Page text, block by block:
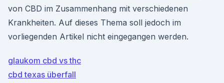
von CBD im Zusammenhang mit verschiedenen
Krankheiten. Auf dieses Thema soll jedoch im
vorliegenden Artikel nicht eingegangen werden.
glaukom cbd vs thc
cbd texas überfall